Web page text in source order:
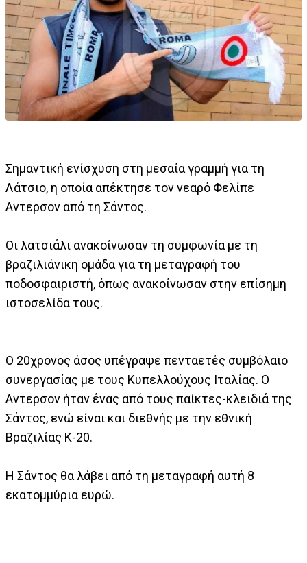
Σημαντική ενίσχυση στη μεσαία γραμμή για τη
Λάτσιο, η οποία απέκτησε τον νεαρό Φελίπε
Αντερσον από τη Σάντος.
Οι λατσιάλι ανακοίνωσαν τη συμφωνία με τη
βραζιλιάνικη ομάδα για τη μεταγραφή του
ποδοσφαιριστή, όπως ανακοίνωσαν στην επίσημη
ιστοσελίδα τους.
Ο 20χρονος άσος υπέγραψε πενταετές συμβόλαιο
συνεργασίας με τους Κυπελλούχους Ιταλίας. Ο
Αντερσον ήταν ένας από τους παίκτες-κλειδιά της
Σάντος, ενώ είναι και διεθνής με την εθνική
Βραζιλίας Κ-20.
Η Σάντος θα λάβει από τη μεταγραφή αυτή 8
εκατομμύρια ευρώ.